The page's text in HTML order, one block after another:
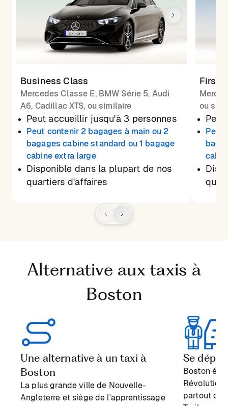
Business Class
Mercedes Classe E, BMW Série 5, Audi
A6, Cadillac XTS, ou similaire
Peut accueillir jusqu'à 3 personnes
Peut contenir 2 bagages à main ou 2
bagages cabine standard ou 1 bagage
cabine extra large
Disponible dans la plupart de nos
quartiers d'affaires
First
ou
Peut
Alternative aux taxis à
Boston
Une alternative à un taxi à
Boston
La plus grande ville de Nouvelle-
Angleterre et siège de l'apprentissage
Se
Boston
Révolution
partout où